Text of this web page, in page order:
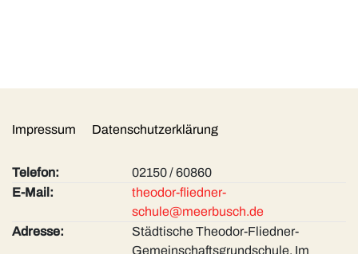
Impressum Datenschutzerklärung
Telefon:
02150 / 60860
E-Mail:
theodor-fliedner-
schule@meerbusch.de
Adresse:
Städtische Theodor-Fliedner-
Gemeinschaftsgrunds­chule, Im